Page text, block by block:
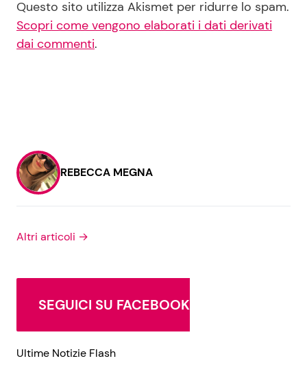
Questo sito utilizza Akismet per ridurre lo spam.
Scopri come vengono elaborati i dati derivati
dai commenti.
REBECCA MEGNA
Altri articoli →
SEGUICI SU FACEBOOK
Ultime Notizie Flash